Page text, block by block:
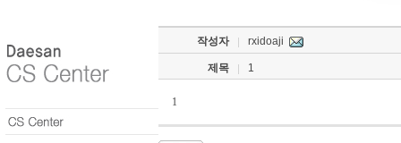
작성자 rxidoaji
제목 1
1